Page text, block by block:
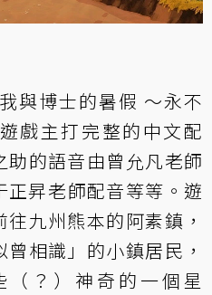
與博士的暑假 ～永不
戲主打完整的中文配
的語音由曾允凡老師
昇​老師配音等等。遊
九州熊本的阿素鎮，
相識」的小鎮居民，
？）神奇的一個星